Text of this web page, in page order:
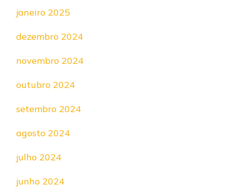
janeiro 2025
dezembro 2024
novembro 2024
outubro 2024
setembro 2024
agosto 2024
julho 2024
junho 2024